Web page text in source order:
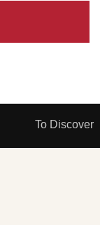
To Discover